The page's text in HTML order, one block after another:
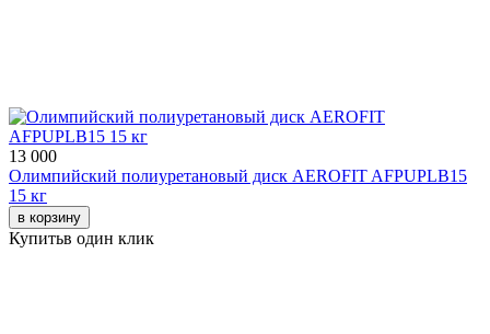
13 000
Олимпийский полиуретановый диск AEROFIT AFPUPLB15
15 кг
в корзину
Купитьв один клик